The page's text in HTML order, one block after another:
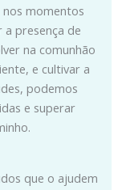
momentos
a presença de
na comunhão
e cultivar a
podemos
e superar
que o ajudem